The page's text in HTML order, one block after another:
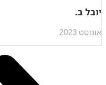
יובל ב.
אוגוסט 2023